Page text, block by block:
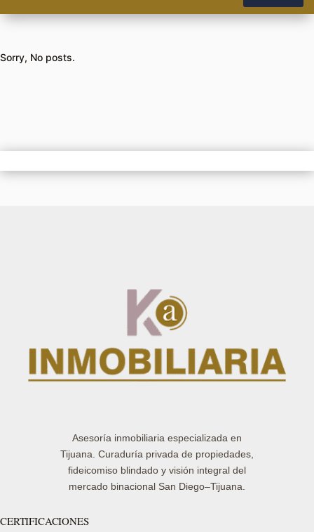
Sorry, No posts.
Asesoría inmobiliaria especializada en
Tijuana. Curaduría privada de propiedades,
fideicomiso blindado y visión integral del
mercado binacional San Diego–Tijuana.
CERTIFICACIONES